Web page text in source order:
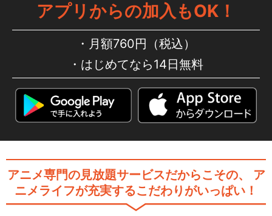
e…
劇場版「Fate/stay night [H
Fate/Grand Order -First…
アプリからの加入もOK！
月額760円（税込）
はじめてなら14日無料
アニメ専門の見放題サービスだからこその、
ア
ニメライフが充実するこだわりがいっぱい！